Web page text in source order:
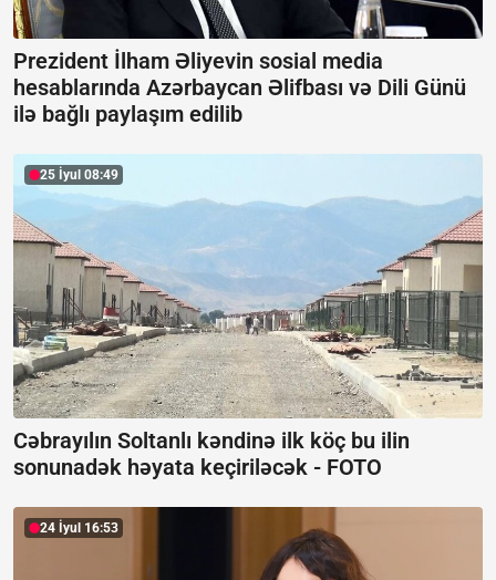
Prezident İlham Əliyevin sosial media
hesablarında Azərbaycan Əlifbası və Dili Günü
ilə bağlı paylaşım edilib
25 İyul 08:49
Cəbrayılın Soltanlı kəndinə ilk köç bu ilin
sonunadək həyata keçiriləcək - FOTO
24 İyul 16:53